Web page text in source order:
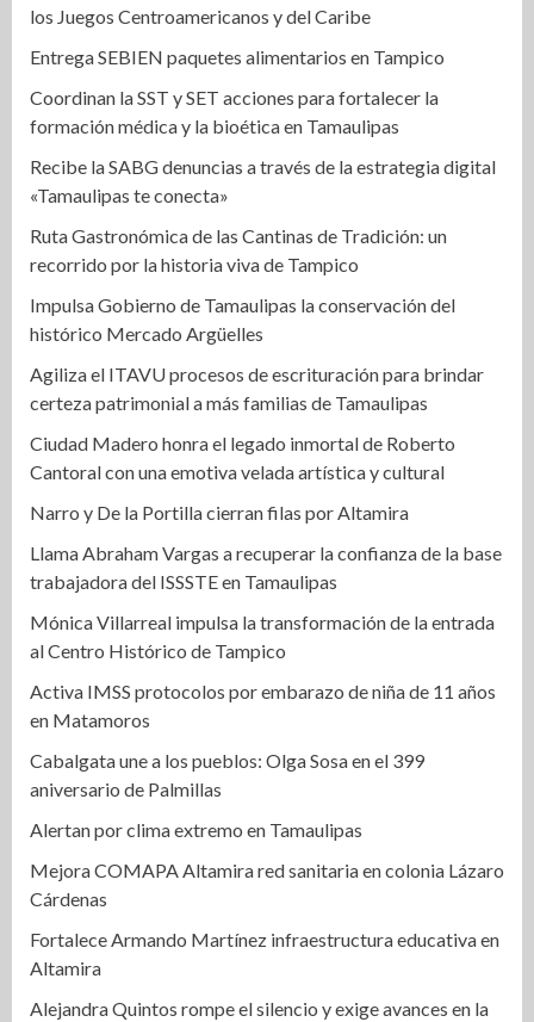
los Juegos Centroamericanos y del Caribe
Entrega SEBIEN paquetes alimentarios en Tampico
Coordinan la SST y SET acciones para fortalecer la
formación médica y la bioética en Tamaulipas
Recibe la SABG denuncias a través de la estrategia digital
«Tamaulipas te conecta»
Ruta Gastronómica de las Cantinas de Tradición: un
recorrido por la historia viva de Tampico
Impulsa Gobierno de Tamaulipas la conservación del
histórico Mercado Argüelles
Agiliza el ITAVU procesos de escrituración para brindar
certeza patrimonial a más familias de Tamaulipas
Ciudad Madero honra el legado inmortal de Roberto
Cantoral con una emotiva velada artística y cultural
Narro y De la Portilla cierran filas por Altamira
Llama Abraham Vargas a recuperar la confianza de la base
trabajadora del ISSSTE en Tamaulipas
Mónica Villarreal impulsa la transformación de la entrada
al Centro Histórico de Tampico
Activa IMSS protocolos por embarazo de niña de 11 años
en Matamoros
Cabalgata une a los pueblos: Olga Sosa en el 399
aniversario de Palmillas
Alertan por clima extremo en Tamaulipas
Mejora COMAPA Altamira red sanitaria en colonia Lázaro
Cárdenas
Fortalece Armando Martínez infraestructura educativa en
Altamira
Alejandra Quintos rompe el silencio y exige avances en la